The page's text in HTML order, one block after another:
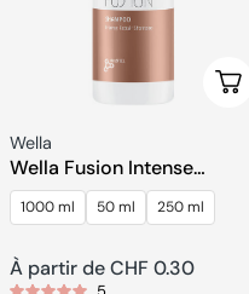
Fournisseur:
Wella
Wella Fusion Intense
Shampooing Réparateur
1000 ml 50 ml 250 ml
Prix
À partir de CHF 0.30